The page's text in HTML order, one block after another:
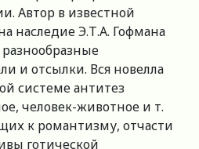
Автор в известной
наследие Э.Т.А. Гофмана
и отсылки. Вся новелла
системе антитез
человек-животное и т.
к романтизму, отчасти
готической